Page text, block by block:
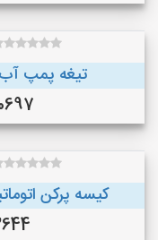
تیغه پمپ
کیسه پرکن